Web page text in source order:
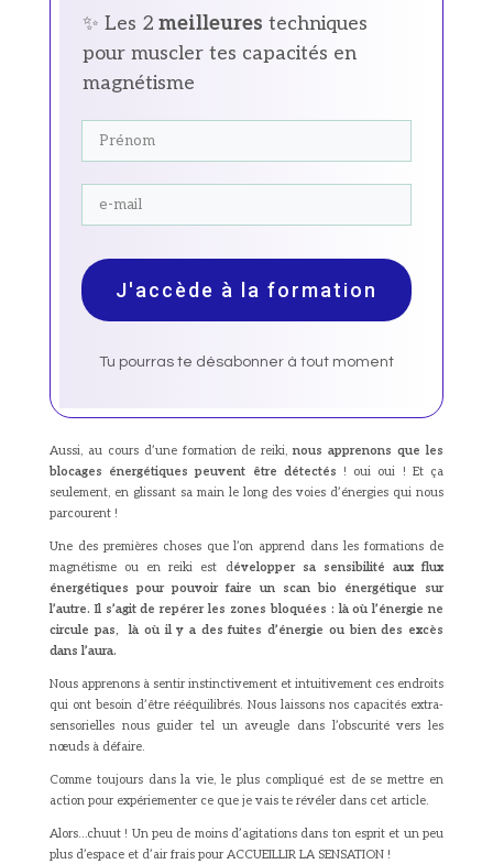
✨ Les 2 meilleures techniques
pour muscler tes capacités en
magnétisme
J'accède à la formation
Tu pourras te désabonner à tout moment
Aussi, au cours d’une formation de reiki,nous apprenons que les
blocages énergétiques peuvent être détectés ! oui oui ! Et ça
seulement, en glissant sa main le long des voies d’énergies qui nous
parcourent !
Une des premières choses que l’on apprend dans les formations de
magnétisme ou en reiki est développer sa sensibilité aux flux
énergétiques pour pouvoir faire un scan bio énergétique sur
l’autre. Il s’agit de repérer les zones bloquées : là où l’énergie ne
circule pas, là où il y a des fuites d’énergie ou bien des excès
dans l’aura.
Nous apprenons à sentir instinctivement et intuitivement ces endroits
qui ont besoin d’être rééquilibrés. Nous laissons nos capacités extra-
sensorielles nous guider tel un aveugle dans l’obscurité vers les
nœuds à défaire.
Comme toujours dans la vie, le plus compliqué est de se mettre en
action pour expériementer ce que je vais te révéler dans cet article.
Alors…chuut ! Un peu de moins d’agitations dans ton esprit et un peu
plus d’espace et d’air frais pour ACCUEILLIR LA SENSATION !